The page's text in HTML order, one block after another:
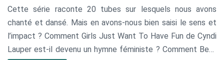
Cette série raconte 20 tubes sur lesquels nous avons
chanté et dansé. Mais en avons-nous bien saisi le sens et
l’impact ? Comment Girls Just Want To Have Fun de Cyndi
Lauper est-il devenu un hymne féministe ? Comment Beth